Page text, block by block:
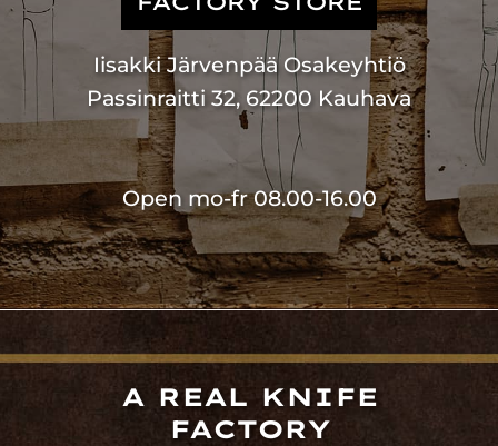
Iisakki Järvenpää Osakeyhtiö
Passinraitti 32, 62200 Kauhava
Open mo-fr 08.00-16.00
A REAL KNIFE
FACTORY